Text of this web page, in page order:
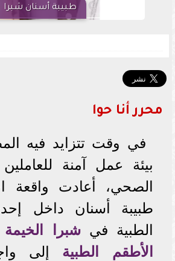
طبيبة أسنان شبرا
محرر أنا حوا
في وقت تتزايد فيه
بيئة عمل آمنة
الصحي، أعادت واقعة
طبيبة أسنان داخل
الطبية فيشبرا الخيمة
الأطقم الطبية إلى